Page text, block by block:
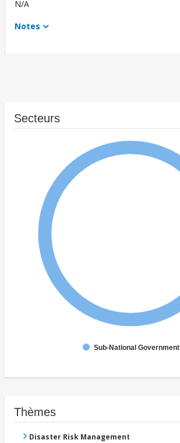
N/A
Notes
Secteurs
Sub-National Government
Thèmes
Disaster Risk Management